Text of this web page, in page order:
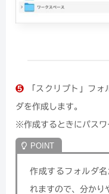
❺ 「スクリプト」フォ
ダを作成します。
※作成するときにパスワ
作成するフォルダ
れますので、分かり